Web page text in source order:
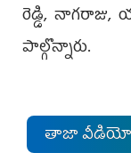
రెడ్డి,
పాల్గొన్నారు.
తాజా